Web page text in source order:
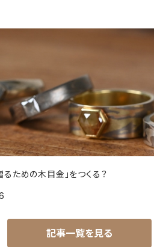
ための木目金」をつくる？
記事一覧を見る